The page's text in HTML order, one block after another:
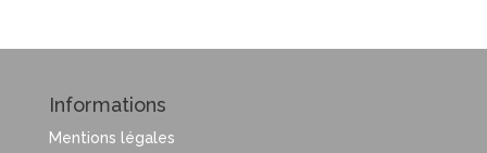
Informations
Mentions légales